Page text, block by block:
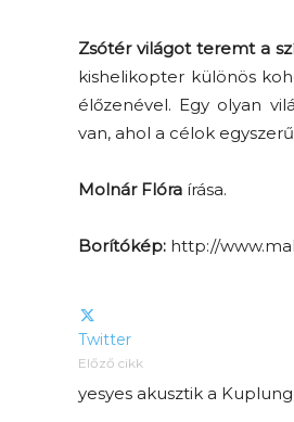
Zsótér világot teremt a
kishelikopter különös
élőzenével. Egy olyan
van, ahol a célok
Molnár Flóra írása.
Borítókép: http://
Twitter
Előző cikk
yesyes akusztik a